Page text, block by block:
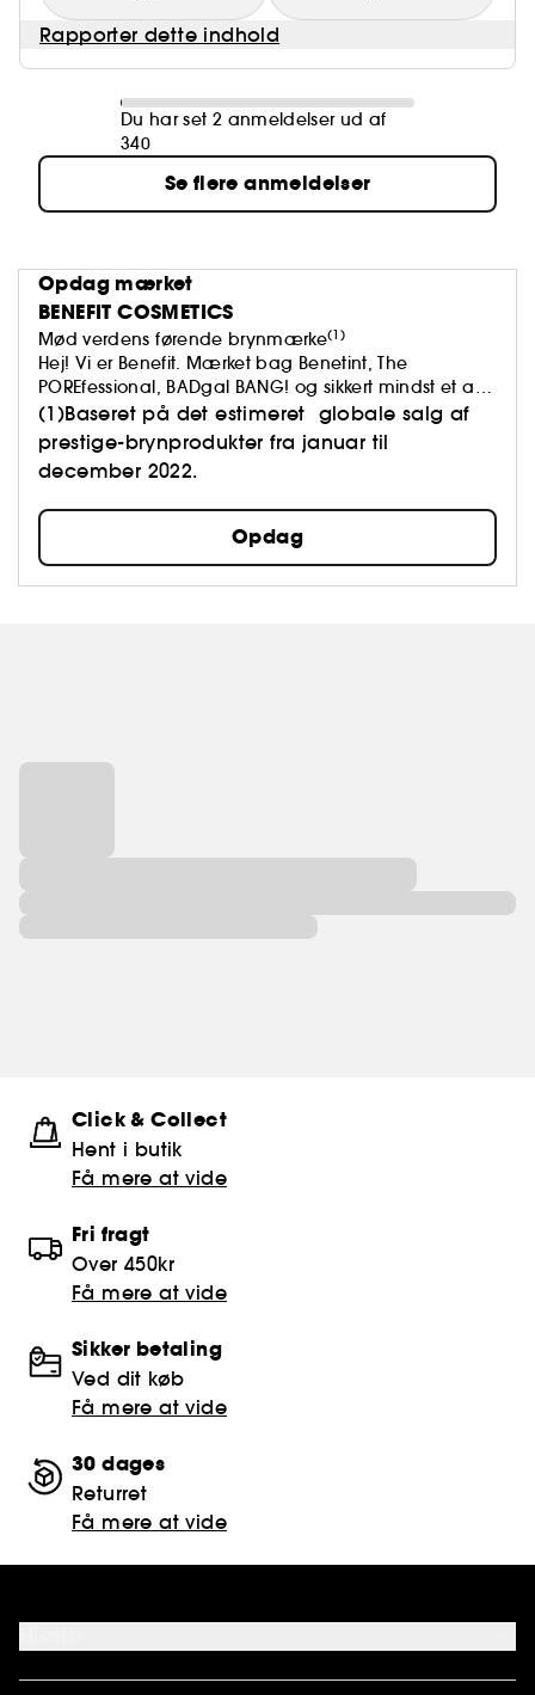
Rapporter dette indhold
Du har set 2 anmeldelser ud af
340
Se flere anmeldelser
Opdag mærket
BENEFIT COSMETICS
Mød verdens førende brynmærke(1)
Hej! Vi er Benefit. Mærket bag Benetint, The
POREfessional, BADgal BANG! og sikkert mindst et af
brynprodukterne i din taske.
Vi mener, at skønhed skal løfte os op og få os til at
føle os godt tilpas. For at føle sig godt tilpas er et
godt look et godt udgangspunkt.
(1)Baseret på det estimeret globale salg af
prestige-brynprodukter fra januar til
december 2022.
Opdag
Click & Collect
Hent i butik
Få mere at vide
Fri fragt
Over 450kr
Få mere at vide
Sikker betaling
Ved dit køb
Få mere at vide
30 dages
Returret
Få mere at vide
FAQ